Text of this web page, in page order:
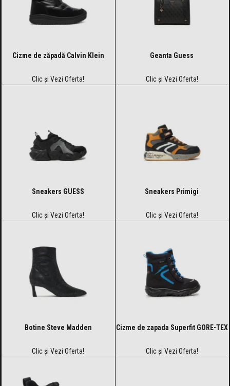
Cizme de zăpadă Calvin Klein
Clic și Vezi Oferta!
Geanta Guess
Clic și Vezi Oferta!
Sneakers GUESS
Clic și Vezi Oferta!
Sneakers Primigi
Clic și Vezi Oferta!
Botine Steve Madden
Clic și Vezi Oferta!
Cizme de zapada Superfit GORE-TEX
Clic și Vezi Oferta!